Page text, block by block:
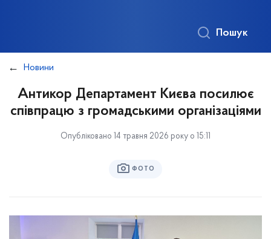
Пошук
Новини
Антикор Департамент Києва посилює
співпрацю з громадськими організаціями
Опубліковано 14 травня 2026 року о 15:11
ФОТО